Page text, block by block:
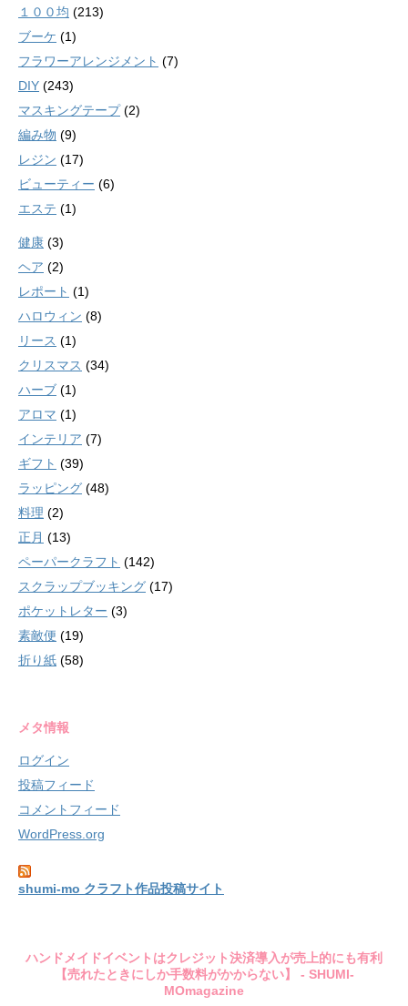
１００均 (213)
ブーケ (1)
フラワーアレンジメント (7)
DIY (243)
マスキングテープ(2)
編み物 (9)
レジン (17)
ビューティー (6)
エステ (1)
健康 (3)
ヘア (2)
レポート (1)
ハロウィン (8)
リース (1)
クリスマス (34)
ハーブ (1)
アロマ (1)
インテリア (7)
ギフト (39)
ラッピング (48)
料理 (2)
正月 (13)
ペーパークラフト (142)
スクラップブッキング (17)
ポケットレター (3)
素敵便 (19)
折り紙 (58)
メタ情報
ログイン
投稿フィード
コメントフィード
WordPress.org
shumi-mo クラフト作品投稿サイト
ハンドメイドイベントはクレジット決済導入が売上的にも有利
【売れたときにしか手数料がかからない】 - SHUMI-
MOmagazine